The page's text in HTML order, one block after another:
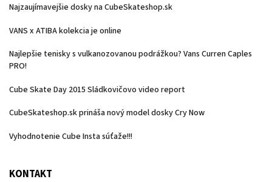
Najzaujímavejšie dosky na CubeSkateshop.sk
VANS x ATIBA kolekcia je online
Najlepšie tenisky s vulkanozovanou podrážkou? Vans Curren Caples
PRO!
Cube Skate Day 2015 Sládkovičovo video report
CubeSkateshop.sk prináša nový model dosky Cry Now
Vyhodnotenie Cube Insta súťaže!!!
KONTAKT